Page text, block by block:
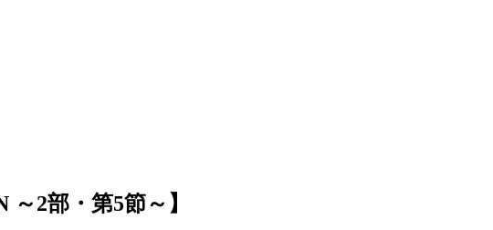
2部・第5節～】